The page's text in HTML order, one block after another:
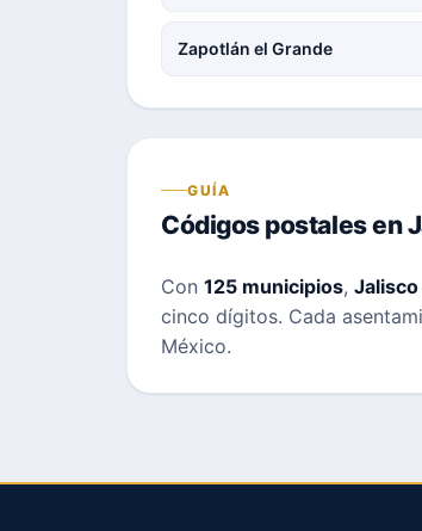
Zapotlán el Grande
GUÍA
Códigos postales en
Con 125 municipios, Jalisco
cinco dígitos. Cada
México.